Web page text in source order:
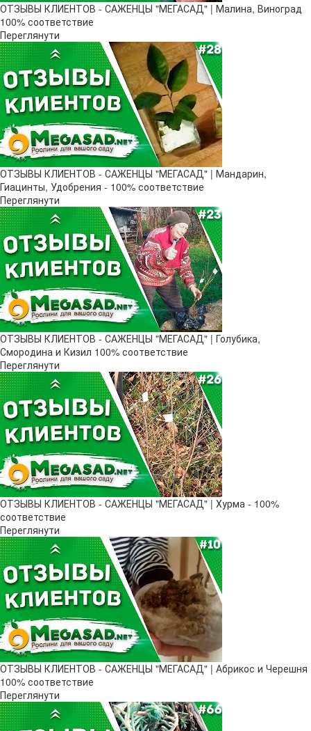
ОТЗЫВЫ КЛИЕНТОВ - САЖЕНЦЫ "МЕГАСАД" | Малина, Виноград
100% соответствие
Переглянути
ОТЗЫВЫ КЛИЕНТОВ - САЖЕНЦЫ "МЕГАСАД" | Мандарин,
Гиацинты, Удобрения - 100% соответствие
Переглянути
ОТЗЫВЫ КЛИЕНТОВ - САЖЕНЦЫ "МЕГАСАД" | Голубика,
Смородина и Кизил 100% соответствие
Переглянути
ОТЗЫВЫ КЛИЕНТОВ - САЖЕНЦЫ "МЕГАСАД" | Хурма - 100%
соответствие
Переглянути
ОТЗЫВЫ КЛИЕНТОВ - САЖЕНЦЫ "МЕГАСАД" | Абрикос и Черешня
100% соответствие
Переглянути